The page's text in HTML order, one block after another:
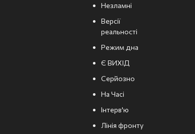
Незламні
Версії
реальності
Режим дна
Є ВИХІД
Серйозно
На Часі
Інтерв'ю
Лінія фронту